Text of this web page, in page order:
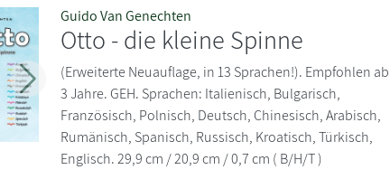
Weiter
Guido Van Genechten
Otto - die kleine Spinne
(Erweiterte Neuauflage, in 13 Sprachen!). Empfohlen ab
3 Jahre. GEH. Sprachen: Italienisch, Bulgarisch,
Französisch, Polnisch, Deutsch, Chinesisch, Arabisch,
Rumänisch, Spanisch, Russisch, Kroatisch, Türkisch,
Englisch. 29,9 cm / 20,9 cm / 0,7 cm ( B/H/T )